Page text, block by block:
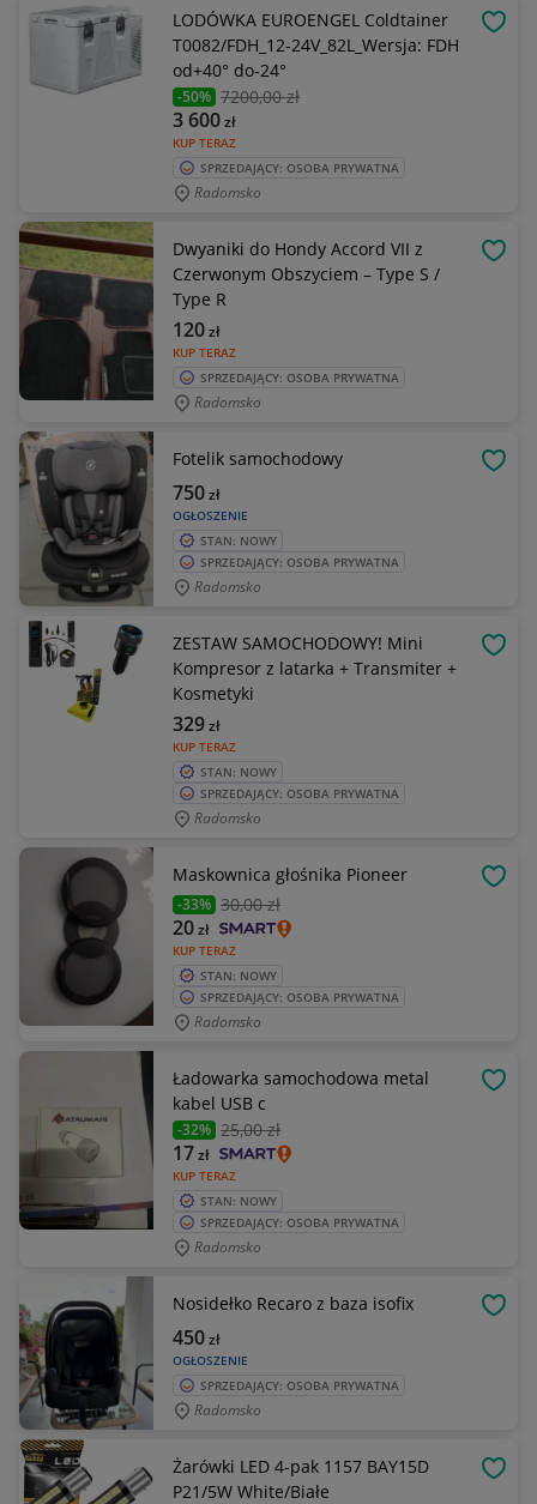
LODÓWKA EUROENGEL Coldtainer
T0082/FDH_12-24V_82L_Wersja: FDH
od+40° do-24°
-50% 7200,00 zł
KUP TERAZ
3 600zł
SPRZEDAJĄCY: OSOBA PRYWATNA
Radomsko
Dwyaniki do Hondy Accord VII z
Czerwonym Obszyciem – Type S /
Type R
KUP TERAZ
120zł
SPRZEDAJĄCY: OSOBA PRYWATNA
Radomsko
Fotelik samochodowy
OGŁOSZENIE
750zł
STAN: NOWY
SPRZEDAJĄCY: OSOBA PRYWATNA
Radomsko
ZESTAW SAMOCHODOWY! Mini
Kompresor z latarka + Transmiter +
Kosmetyki
KUP TERAZ
329zł
STAN: NOWY
SPRZEDAJĄCY: OSOBA PRYWATNA
Radomsko
Maskownica głośnika Pioneer
-33% 30,00 zł
KUP TERAZ
20zł
STAN: NOWY
SPRZEDAJĄCY: OSOBA PRYWATNA
Radomsko
Ładowarka samochodowa metal
kabel USB c
-32% 25,00 zł
KUP TERAZ
17zł
STAN: NOWY
SPRZEDAJĄCY: OSOBA PRYWATNA
Radomsko
Nosidełko Recaro z baza isofix
OGŁOSZENIE
450zł
SPRZEDAJĄCY: OSOBA PRYWATNA
Radomsko
Żarówki LED 4-pak 1157 BAY15D
P21/5W White/Białe